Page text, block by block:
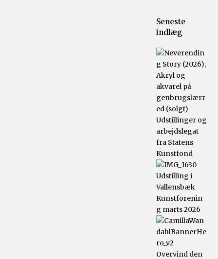
Seneste
indlæg
Udstillinger og
arbejdslegat
fra Statens
Kunstfond
Udstilling i
Vallensbæk
Kunstforenin
g marts 2026
Overvind den